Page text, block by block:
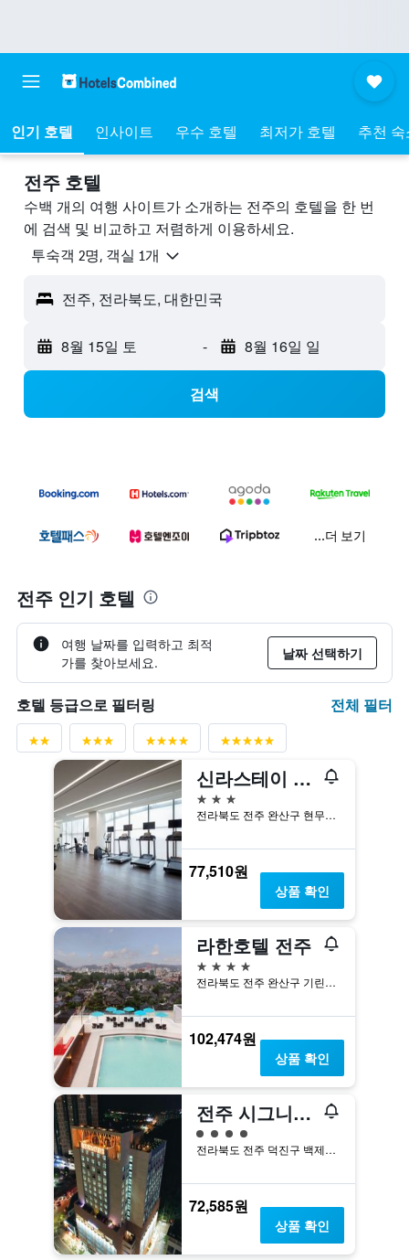
인기 호텔 인사이트 우수 호텔 최저가 호텔 추천
전주 호텔
수백 개의 여행 사이트가 소개하는 전주​의 호텔을 한 번
에 검색 및 비교하고 저렴하게 이용하세요.
​투숙객 2​명, ​객실 1개
전주, 전라북도, 대한민국
8월 15일 토 - 8월 16일 일
검색
...더 보기
전주 인기 호텔
여행 날짜를 입력하고 최적
가를 찾아보세요.
날짜 선택하기
호텔 등급으로 필터링 전체 필터
신라스테이 전주 한옥마을
3성급
전라북도 전주 완산구 현무1길 10
77,510원
상품 확인
라한호텔 전주
4성급
전라북도 전주 완산구 기린대로 85
102,474원
상품 확인
전주 시그니처 호텔
4​성급
전라북도 전주 덕진구 백제대로 838
72,585원
상품 확인